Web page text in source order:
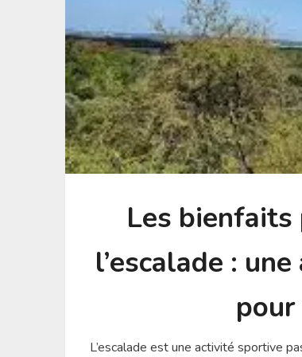
Les
l’escalade :
L’escalade est une activité sportive